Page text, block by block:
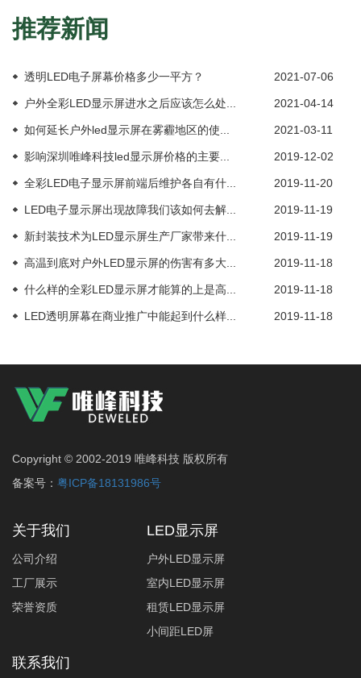
推荐新闻
透明LED电子屏幕价格多少一平方？ 2021-07-06
户外全彩LED显示屏进水之后应该怎么处... 2021-04-14
如何延长户外led显示屏在雾霾地区的使... 2021-03-11
影响深圳唯峰科技led显示屏价格的主要... 2019-12-02
全彩LED电子显示屏前端后维护各自有什... 2019-11-20
LED电子显示屏出现故障我们该如何去解... 2019-11-19
新封装技术为LED显示屏生产厂家带来什... 2019-11-19
高温到底对户外LED显示屏的伤害有多大... 2019-11-18
什么样的全彩LED显示屏才能算的上是高... 2019-11-18
LED透明屏幕在商业推广中能起到什么样... 2019-11-18
Copyright © 2002-2019 唯峰科技 版权所有
备案号： 粤ICP备18131986号
关于我们
公司介绍
工厂展示
荣誉资质
LED显示屏
户外LED显示屏
室内LED显示屏
租赁LED显示屏
小间距LED屏
联系我们